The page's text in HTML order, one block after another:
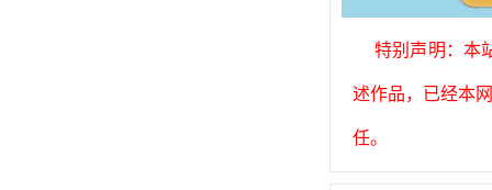
特别声明：本
述作品，已经本
任。